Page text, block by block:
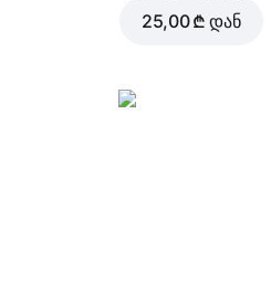
25,00 ₾ დან